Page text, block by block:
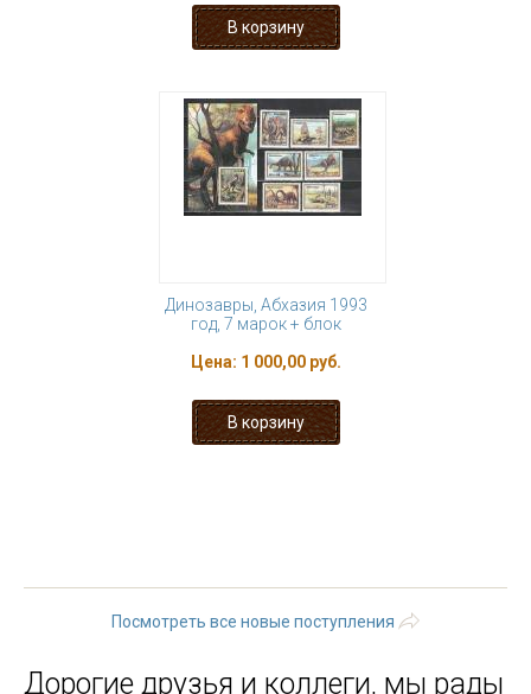
Динозавры, Абхазия 1993
год, 7 марок + блок
Цена: 1 000,00 руб.
Посмотреть все новые поступления
Дорогие друзья и коллеги, мы рады